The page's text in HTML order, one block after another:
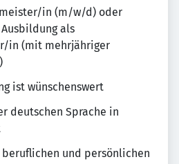
in (m/w/d) oder
als
in (mit mehrjähriger
ist wünschenswert
deutschen Sprache in
beruflichen und persönlichen